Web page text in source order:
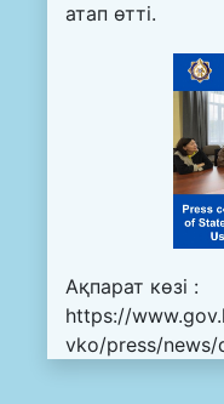
атап өтті.
Ақпарат көзі :
https://
vko/press/news/